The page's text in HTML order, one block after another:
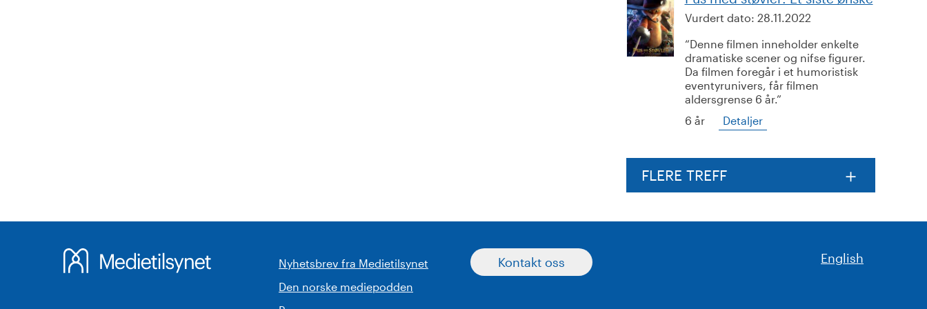
Vurdert dato: 28.11.2022
Denne filmen inneholder enkelte
dramatiske scener og nifse figurer.
Da filmen foregår i et humoristisk
eventyrunivers, får filmen
aldersgrense 6 år.
6 år
Detaljer
FLERE TREFF
Nyhetsbrev fra Medietilsynet
Den norske mediepodden
Kontakt oss English